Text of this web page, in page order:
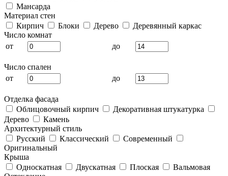
Мансарда
Материал стен
Кирпич
Блоки Дерево
Деревянный каркас
Число комнат
от
до
Число спален
от
до
Отделка фасада
Облицовочный кирпич
Декоративная штукатурка
Дерево
Камень
Архитектурный стиль
Русский
Классический
Современный
Оригинальный
Крыша
Односкатная
Двускатная Плоская
Вальмовая